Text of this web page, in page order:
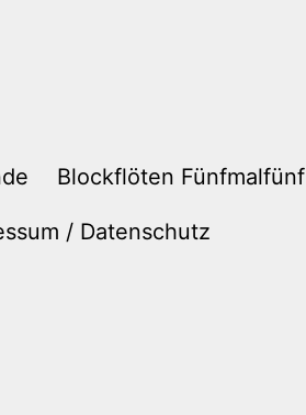
Blockflöten Fünfmalfünf
/ Datenschutz